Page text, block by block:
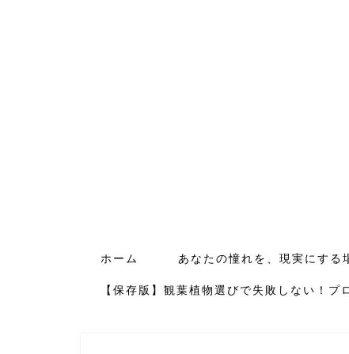
ホーム あなたの憧れを、現実にする
【保存版】観葉植物選びで失敗しない！